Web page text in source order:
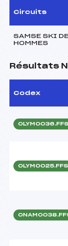
Circuits
SAMSE SKI
HOMMES
Résultats
Codex
OLYM0036.FFS
OLYM0025.FFS